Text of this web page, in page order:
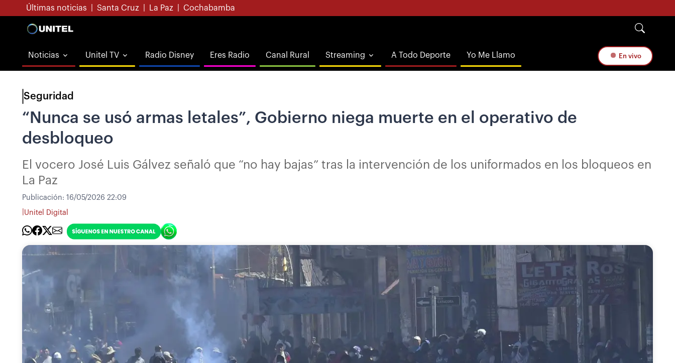
Últimas noticias Santa Cruz La Paz Cochabamba
Noticias Unitel TV Radio Disney Eres Radio Canal Rural Streaming A Todo Deporte Yo Me Llamo En vivo
Seguridad
“Nunca se usó armas letales”, Gobierno niega muerte en el operativo de
desbloqueo
El vocero José Luis Gálvez señaló que “no hay bajas” tras la intervención de los uniformados en los bloqueos en
La Paz
Publicación: 16/05/2026 22:09
Unitel Digital